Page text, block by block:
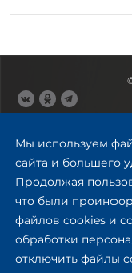
Мы используем
сайта и большего
Продолжая
что были
файлов cookies и
обработки
отключить файлы
Ул.